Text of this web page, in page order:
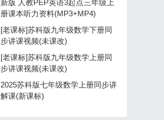
新版 人教PEP英语3起点三年级上
册课本听力资料(MP3+MP4)
[老课标]苏科版九年级数学下册同
步讲课视频(未课改)
[老课标]苏科版九年级数学上册同
步讲课视频(未课改)
2025苏科版七年级数学上册同步讲
解课(新课标)